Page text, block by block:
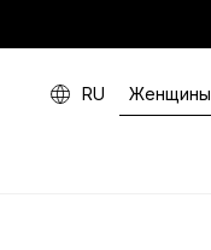
RU Женщины